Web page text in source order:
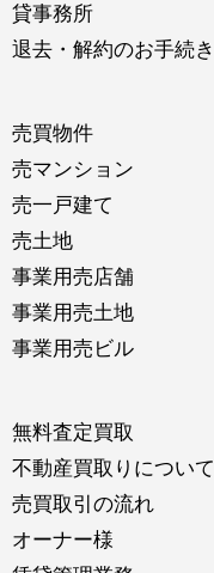
貸事務所
退去・解約のお手続き
売買物件
売マンション
売一戸建て
売土地
事業用売店舗
事業用売土地
事業用売ビル
無料査定買取
不動産買取りについて
売買取引の流れ
オーナー様